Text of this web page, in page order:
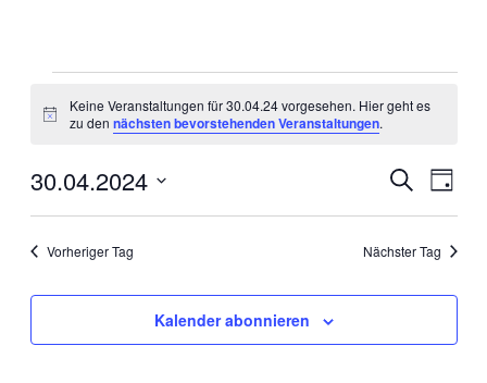
für
30.04.24
Hinweis
Keine Veranstaltungen für 30.04.24 vorgesehen. Hier geht es
zu den nächsten bevorstehenden Veranstaltungen.
Suche
Tag
30.04.2024
Vorheriger Tag
Nächster Tag
Kalender abonnieren